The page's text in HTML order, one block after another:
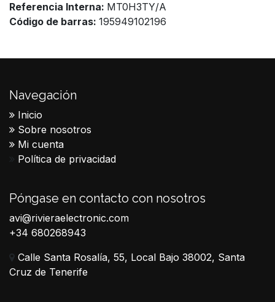
Referencia Interna: MT0H3TY/A
Código de barras: 195949102196
Navegación
Inicio
Sobre nosotros
Mi cuenta
Política de privacidad
Póngase en contacto con nosotros
avi@rivieraelectronic.com
+34 680268943
Calle Santa Rosalía, 55, Local Bajo 38002, Santa
Cruz de Tenerife